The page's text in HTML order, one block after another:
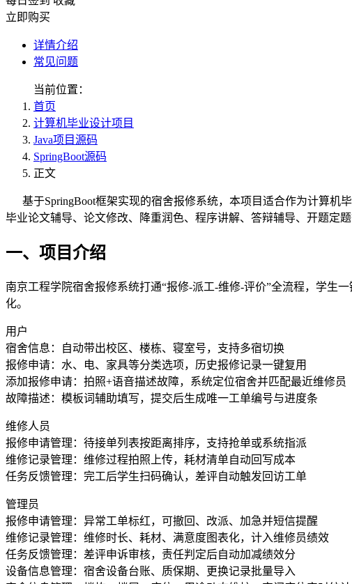
立即购买
详情介绍
常见问题
当前位置：
首页
计算机毕业设计项目
Java项目源码
SpringBoot源码
正文
基于SpringBoot框架实现的宿舍报修系统，本项目适合作为计算机
毕业论文辅导、论文修改、降重润色、程序讲解、答辩辅导、开题定
一、项目介绍
南京工程学院宿舍报修系统打通“报修-派工-维修-评价”全流程，学生
化。
用户
宿舍信息：自动带出校区、楼栋、寝室号，支持多宿切换
报修申请：水、电、家具等分类选项，历史报修记录一键复用
添加报修申请：拍照+语音描述故障，系统定位宿舍并匹配最近维修员
故障描述：模板词辅助填写，提交后生成唯一工单编号与进度条
维修人员
报修申请管理：待接单列表按距离排序，支持抢单或系统指派
维修记录管理：维修过程拍照上传，耗材清单自动回写成本
任务反馈管理：完工后学生扫码确认，差评自动触发回访工单
管理员
报修申请管理：异常工单标红，可撤回、改派、加急并短信提醒
维修记录管理：维修时长、耗材、满意度图表化，计入维修员绩效
任务反馈管理：差评申诉审核，责任判定后自动加减绩效分
设备信息管理：宿舍设备台账、质保期、更换记录批量导入